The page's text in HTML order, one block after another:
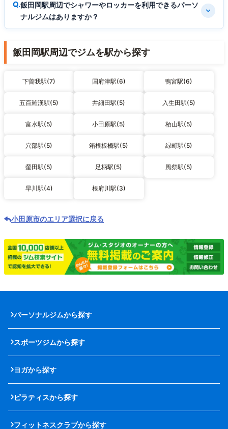
飯田岡駅周辺でシャワーやロッカーを利用できるパーソ
ナルジムはありますか？
飯田岡駅周辺でジムを駅から探す
下曽我駅(7) 国府津駅(6) 鴨宮駅(6)
五百羅漢駅(5) 井細田駅(5) 入生田駅(5)
富水駅(5) 小田原駅(5) 栢山駅(5)
穴部駅(5) 箱根板橋駅(5) 緑町駅(5)
螢田駅(5) 足柄駅(5) 風祭駅(5)
早川駅(4) 根府川駅(3)
小田原市のエリア選択に戻る
パーソナルジムから探す
スポーツジムから探す
ヨガから探す
ピラティスから探す
フィットネスクラブから探す